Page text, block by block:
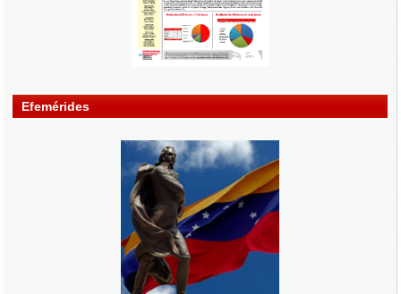
Efemérides